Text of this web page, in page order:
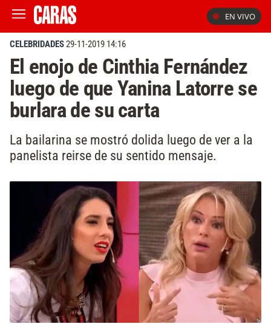
EN VIVO
CELEBRIDADES29-11-2019 14:16
El enojo de Cinthia Fernández
luego de que Yanina Latorre se
burlara de su carta
La bailarina se mostró dolida luego de ver a la
panelista reirse de su sentido mensaje.